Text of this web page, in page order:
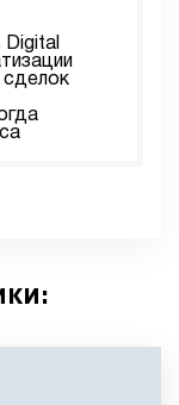
Digital
сделок